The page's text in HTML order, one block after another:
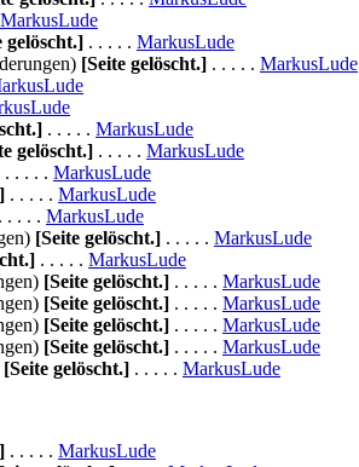
MarkusLude
gelöscht.] . . . . . MarkusLude
[Seite gelöscht.] . . . . . MarkusLude
. . . . . MarkusLude
gelöscht.] . . . . . MarkusLude
. . . . . MarkusLude
. . . . . MarkusLude
. . . . . MarkusLude
[Seite gelöscht.] . . . . . MarkusLude
. . . . . MarkusLude
[Seite gelöscht.] . . . . . MarkusLude
[Seite gelöscht.] . . . . . MarkusLude
[Seite gelöscht.] . . . . . MarkusLude
[Seite gelöscht.] . . . . . MarkusLude
[Seite gelöscht.] . . . . . MarkusLude
. . . . . MarkusLude